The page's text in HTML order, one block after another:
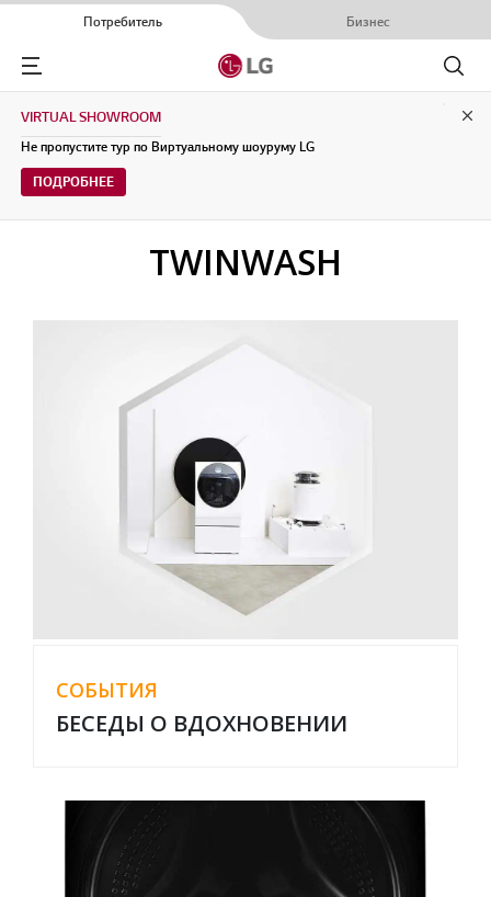
Потребитель Бизнес
Поиск
VIRTUAL SHOWROOM
Не пропустите тур по Виртуальному шоуруму LG
ПОДРОБНЕЕ
TWINWASH
СОБЫТИЯ
БЕСЕДЫ О ВДОХНОВЕНИИ